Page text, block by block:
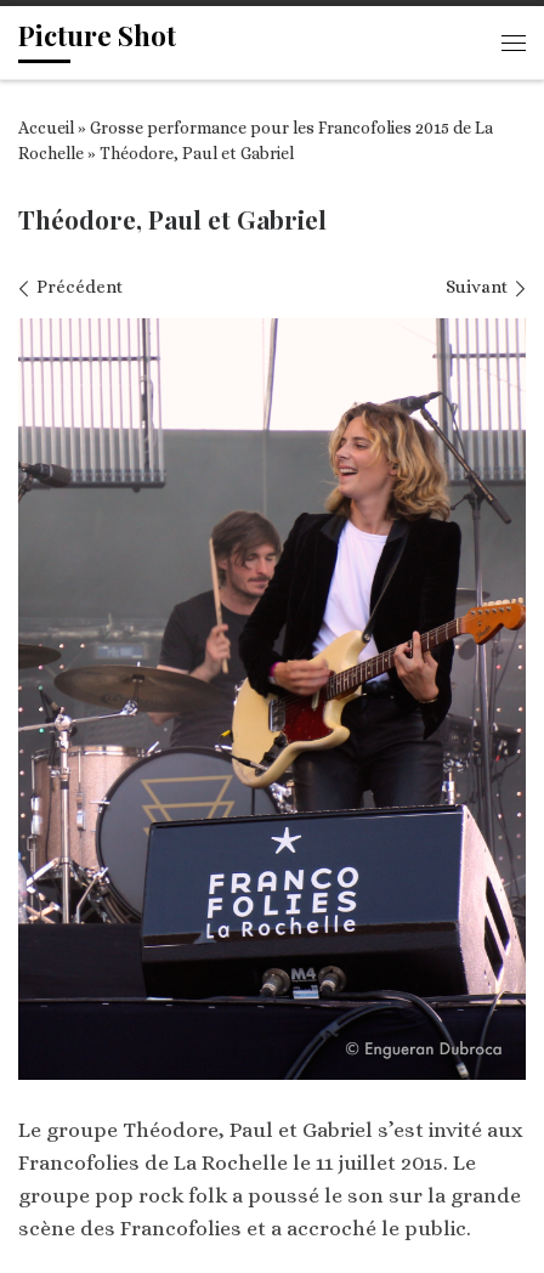
Passer au contenu
Picture Shot
Accueil» Grosse performance pour les Francofolies 2015 de La
Rochelle» Théodore, Paul et Gabriel
Théodore, Paul et Gabriel
Navigation des images
Précédent Suivant
Le groupe Théodore, Paul et Gabriel s’est invité aux
Francofolies de La Rochelle le 11 juillet 2015. Le
groupe pop rock folk a poussé le son sur la grande
scène des Francofolies et a accroché le public.